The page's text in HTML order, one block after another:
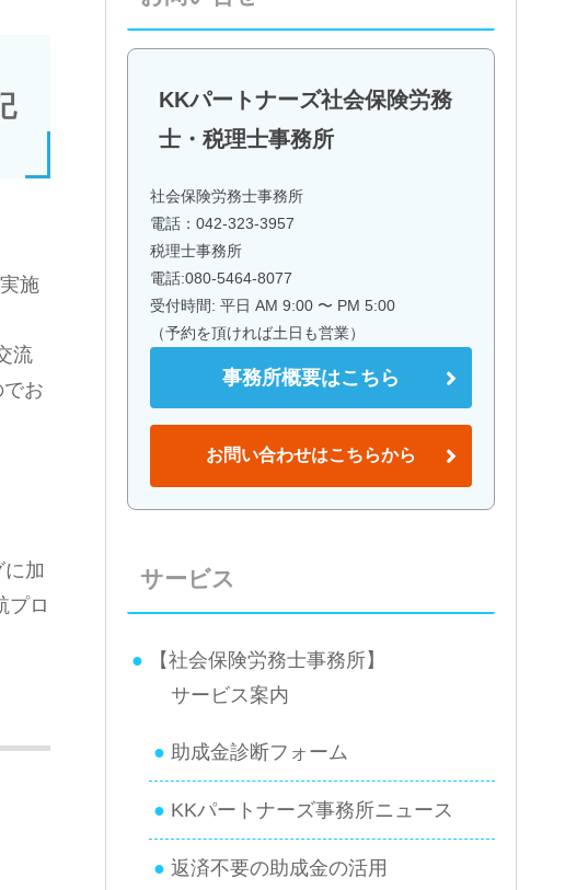
施
流
お
加
プロ
KKパートナーズ社会保険労務
士・税理士事務所
社会保険労務士事務所
電話：042-323-3957
税理士事務所
電話:080-5464-8077
受付時間: 平日 AM 9:00 〜 PM 5:00
（予約を頂ければ土日も営業）
事務所概要はこちら
お問い合わせはこちらから
サービス
【社会保険労務士事務所】
サービス案内
助成金診断フォーム
KKパートナーズ事務所ニュース
返済不要の助成金の活用